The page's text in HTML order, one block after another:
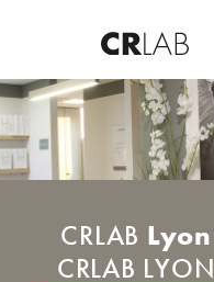
CRLAB Lyon
CRLAB LYON